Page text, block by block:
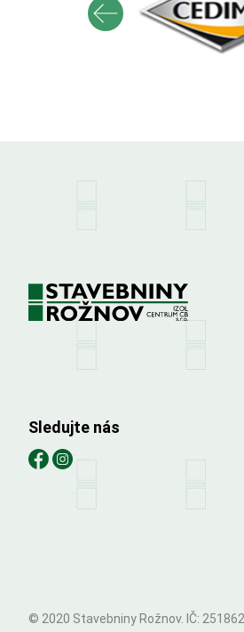
Sledujte nás
© 2020 Stavebniny Rožnov. IČ: